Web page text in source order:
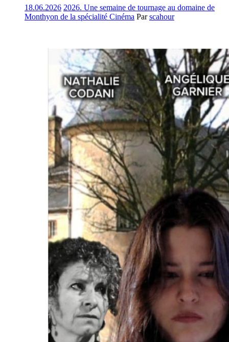
18.06.2026 2026. Une semaine de tournage au domaine de
Monthyon de la spécialité Cinéma Parscahour